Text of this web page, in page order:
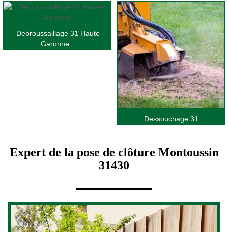
Debroussaillage 31 Haute-
Garonne
Dessouchage 31
Expert de la pose de clôture Montoussin
31430